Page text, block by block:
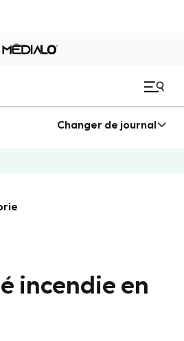
Changer de journal
incendie en